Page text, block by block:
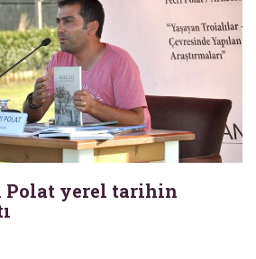
Polat yerel tarihin